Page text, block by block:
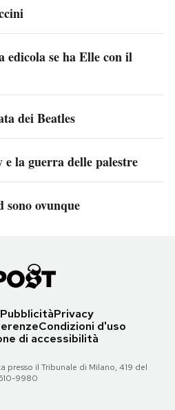
edicola se ha Elle con il
dei Beatles
la guerra delle palestre
sono ovunque
PubblicitàPrivacy
Condizioni d'uso
di accessibilità
presso il Tribunale di Milano, 419 del
9980